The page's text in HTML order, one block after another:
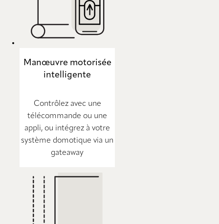
Manœuvre motorisée
intelligente
Contrôlez avec une
télécommande ou une
appli, ou intégrez à votre
système domotique via un
gateaway